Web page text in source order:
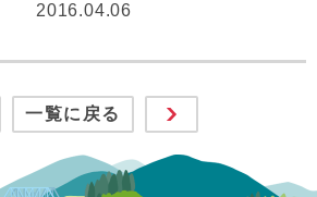
2016.04.06
一覧に戻る